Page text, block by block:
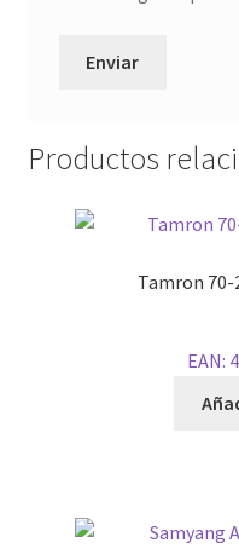
Productos
Tamron 70-
EAN: